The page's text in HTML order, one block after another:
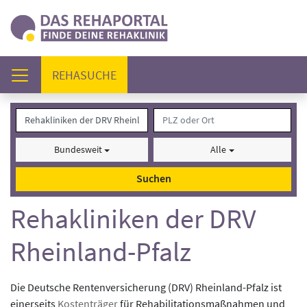
REHASUCHE(AKTUELL)
Bundesweit Alle
Suchen
Rehakliniken der DRV
Rheinland-Pfalz
Die Deutsche Rentenversicherung (DRV) Rheinland-Pfalz ist
einerseits Kostenträgerfür Rehabilitationsmaßnahmen und